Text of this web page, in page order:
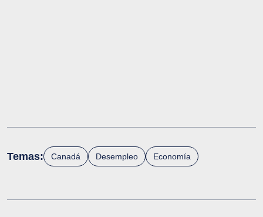
Temas: Canadá Desempleo Economía